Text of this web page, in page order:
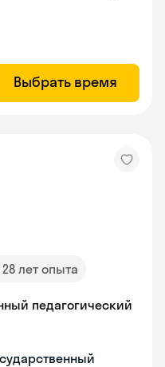
Выбрать время
28 лет опыта
педагогический